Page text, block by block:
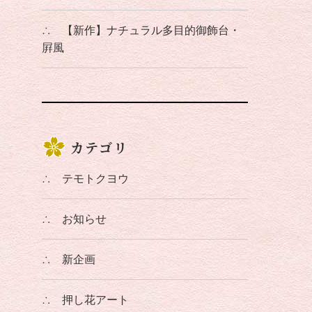
∴
【新作】ナチュラル多目的御飾台・
屛風
カテゴリ
∴ テモトクヨウ
∴ お知らせ
∴新企画
∴押し花アート